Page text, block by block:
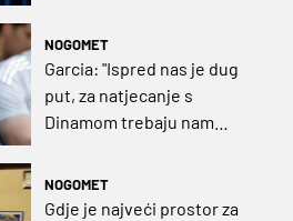
činjenica”
NOGOMET
Garcia: "Ispred nas je dug
put, za natjecanje s
Dinamom trebaju nam
NOGOMET
Gdje je najveći prostor za